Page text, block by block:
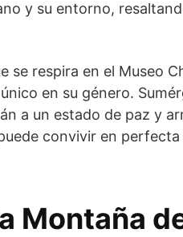
y su entorno,
respira en el Museo
en su género.
a un estado de paz y
convivir en
Montaña